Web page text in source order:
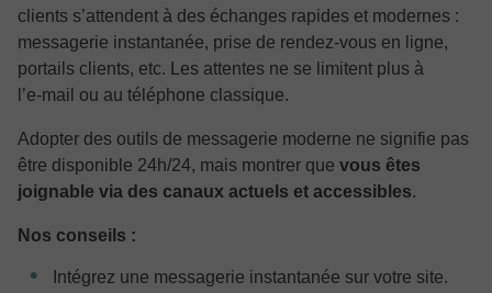
clients s’attendent à des échanges rapides et modernes :
messagerie instantanée, prise de rendez‑vous en ligne,
portails clients, etc. Les attentes ne se limitent plus à
l’e‑mail ou au téléphone classique.
Adopter des outils de messagerie moderne ne signifie pas
être disponible 24h/24, mais montrer que vous êtes
joignable via des canaux actuels et accessibles.
Nos conseils :
Intégrez une messagerie instantanée sur votre site.